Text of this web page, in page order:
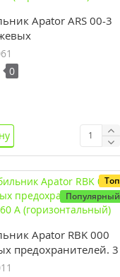
Apator ARS 00-3
3 полюса
0
Топ
Популярный
Apator RBK 000
предохранителей. 3
А (горизонтальный)